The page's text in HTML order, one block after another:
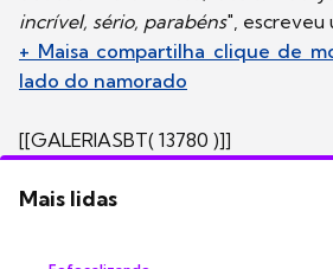
incrível, sério, parabéns", escreveu
+ Maisa compartilha clique de
lado do namorado
[[GALERIASBT( 13780 )]]
Mais lidas